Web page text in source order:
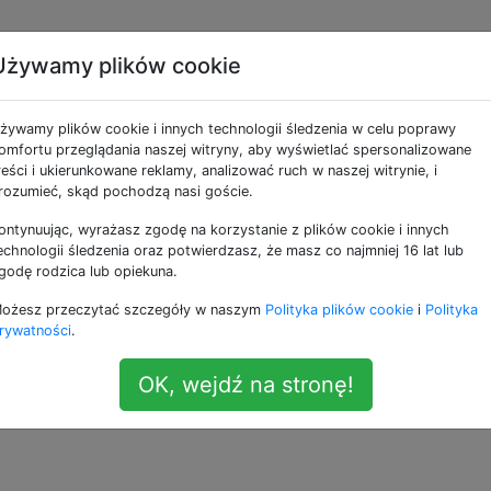
jako naruto
Ale czy to był Madara? I podzielił się swoim
prawda? Jeśli to był Madara, dlaczego został
plików cookie
plików cookie i innych technologii śledzenia w celu poprawy
przeglądania naszej witryny, aby wyświetlać spersonalizowane
i ukierunkowane reklamy, analizować ruch w naszej witrynie, i
skąd pochodzą nasi goście.
wyrażasz zgodę na korzystanie z plików cookie i innych
śledzenia oraz potwierdzasz, że masz co najmniej 16 lat lub
rodzica lub opiekuna.
przeczytać szczegóły w naszym Polityka plików cookie i Polityka
.
OK, wejdź na stronę!